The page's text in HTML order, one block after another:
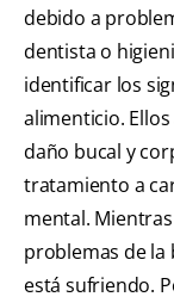
debido a
dentista o
identificar los
alimenticio.
daño bucal y
tratamiento a
mental.
problemas de la
está sufriendo.